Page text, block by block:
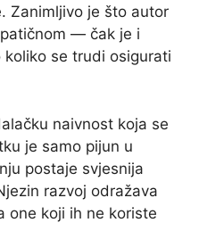
Zanimljivo je što autor
— čak je i
se trudi osigurati
naivnost koja se
je samo pijun u
postaje svjesnija
razvoj odražava
one koji ih ne koriste